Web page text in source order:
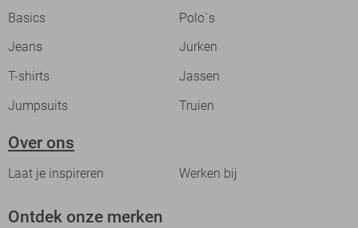
Basics
Polo`s
Jeans
Jurken
T-shirts
Jassen
Jumpsuits
Truien
Over ons
Laat je inspireren Werken bij
Ontdek onze merken